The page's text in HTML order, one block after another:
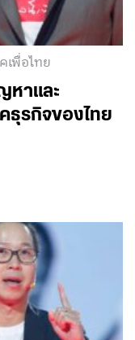
เพื่อไทย
หาและ
ธุรกิจของไทย